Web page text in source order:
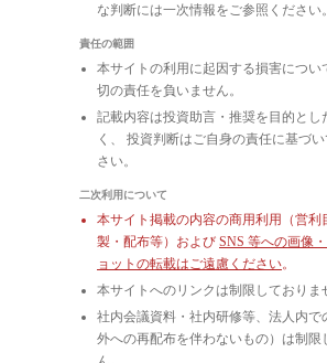
な判断には一次情報をご参照ください。
責任の範囲
本サイトの利用に起因する損害につい
切の責任を負いません。
記載内容は投資助言・推奨を目的とし
く、 投資判断はご自身の責任に基づ
さい。
二次利用について
本サイト掲載の内容の商用利用（営利
製・配布等）および SNS 等への画像
ョットの転載はご遠慮ください。
本サイトへのリンクは制限しておりま
社内会議資料・社内研修等、法人内で
外への再配布を伴わないもの）は制限